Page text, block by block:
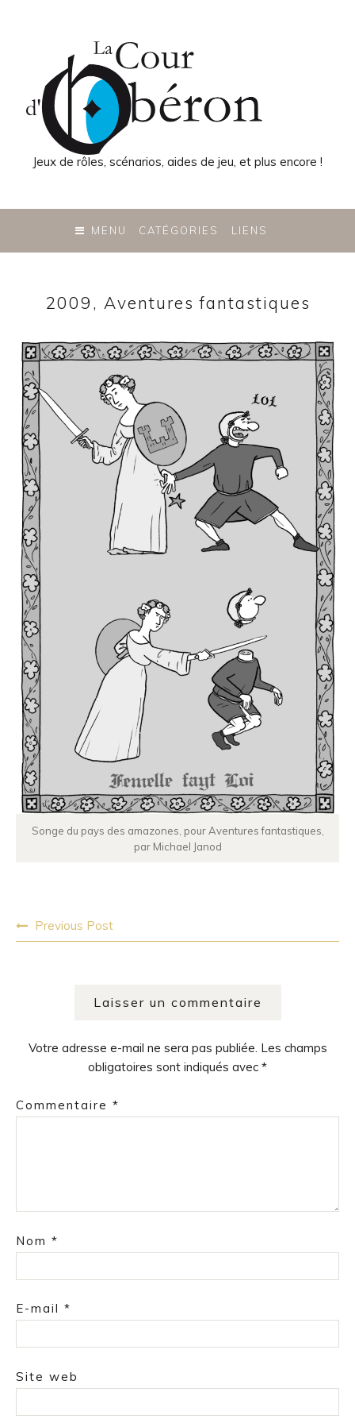
Jeux de rôles, scénarios, aides de jeu, et plus encore !
CATÉGORIES LIENS
MENU
SKIP
TO
CONTENT
2009, Aventures fantastiques
Songe du pays des amazones, pour Aventures fantastiques,
par Michael Janod
navigation
Previous Post
Laisser un commentaire
Votre adresse e-mail ne sera pas publiée. Les champs
obligatoires sont indiqués avec *
Commentaire *
Nom *
E-mail *
Site web